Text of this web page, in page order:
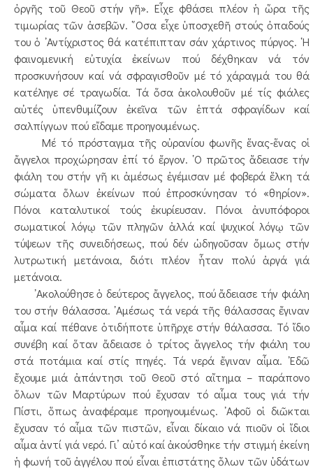
ὀργῆς τοῦ Θεοῦ στήν γῆ». Εἶχε φθάσει πλέον ἡ ὥρα τῆς
τιμωρίας τῶν ἀσεβῶν. ῞Οσα εἶχε ὑποσχεθῆ στούς ὀπαδούς
του ὁ ᾿Αντίχριστος θά κατέπιπταν σάν χάρτινος πύργος. ῾Η
φαινομενική εὐτυχία ἐκείνων πού δέχθηκαν νά τόν
προσκυνήσουν καί νά σφραγισθοῦν μέ τό χάραγμά του θά
κατέληγε σέ τραγωδία. Τά ὅσα ἀκολουθοῦν μέ τίς φιάλες
αὐτές ὑπενθυμίζουν ἐκεῖνα τῶν ἑπτά σφραγίδων καί
σαλπίγγων πού εἴδαμε προηγουμένως.
Μέ τό πρόσταγμα τῆς οὐρανίου φωνῆς ἕνας-ἕνας οἱ
ἄγγελοι προχώρησαν ἐπί τό ἔργον. ῾Ο πρῶτος ἄδειασε τήν
φιάλη του στήν γῆ κι ἀμέσως ἐγέμισαν μέ φοβερά ἕλκη τά
σώματα ὅλων ἐκείνων πού ἐπροσκύνησαν τό «θηρίον».
Πόνοι καταλυτικοί τούς ἐκυρίευσαν. Πόνοι ἀνυπόφοροι
σωματικοί λόγῳ τῶν πληγῶν ἀλλά καί ψυχικοί λόγῳ τῶν
τύψεων τῆς συνειδήσεως, πού δέν ὡδηγοῦσαν ὅμως στήν
λυτρωτική μετάνοια, διότι πλέον ἦταν πολύ ἀργά γιά
μετάνοια.
᾿Ακολούθησε ὁ δεύτερος ἄγγελος, πού ἄδειασε τήν φιάλη
του στήν θάλασσα. ᾿Αμέσως τά νερά τῆς θάλασσας ἔγιναν
αἷμα καί πέθανε ὁτιδήποτε ὑπῆρχε στήν θάλασσα. Τό ἴδιο
συνέβη καί ὅταν ἄδειασε ὁ τρίτος ἄγγελος τήν φιάλη του
στά ποτάμια καί στίς πηγές. Τά νερά ἔγιναν αἷμα. ᾿Εδῶ
ἔχουμε μιά ἀπάντησι τοῦ Θεοῦ στό αἴτημα – παράπονο
ὅλων τῶν Μαρτύρων πού ἔχυσαν τό αἷμα τους γιά τήν
Πίστι, ὅπως ἀναφέραμε προηγουμένως. ᾿Αφοῦ οἱ διῶκται
ἔχυσαν τό αἷμα τῶν πιστῶν, εἶναι δίκαιο νά πιοῦν οἱ ἴδιοι
αἷμα ἀντί γιά νερό. Γι’ αὐτό καί ἀκούσθηκε τήν στιγμή ἐκείνη
ἡ φωνή τοῦ ἀγγέλου πού εἶναι ἐπιστάτης ὅλων τῶν ὑδάτων